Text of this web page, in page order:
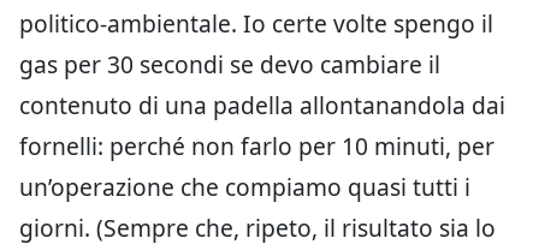
politico-ambientale. Io certe volte spengo il
gas per 30 secondi se devo cambiare il
contenuto di una padella allontanandola dai
fornelli: perché non farlo per 10 minuti, per
un’operazione che compiamo quasi tutti i
giorni. (Sempre che, ripeto, il risultato sia lo